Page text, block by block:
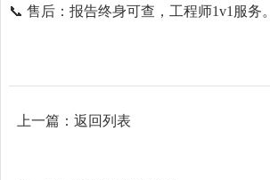
📞 售后：报告终身可查，工程师1v1服务。
上一篇： 返回列表